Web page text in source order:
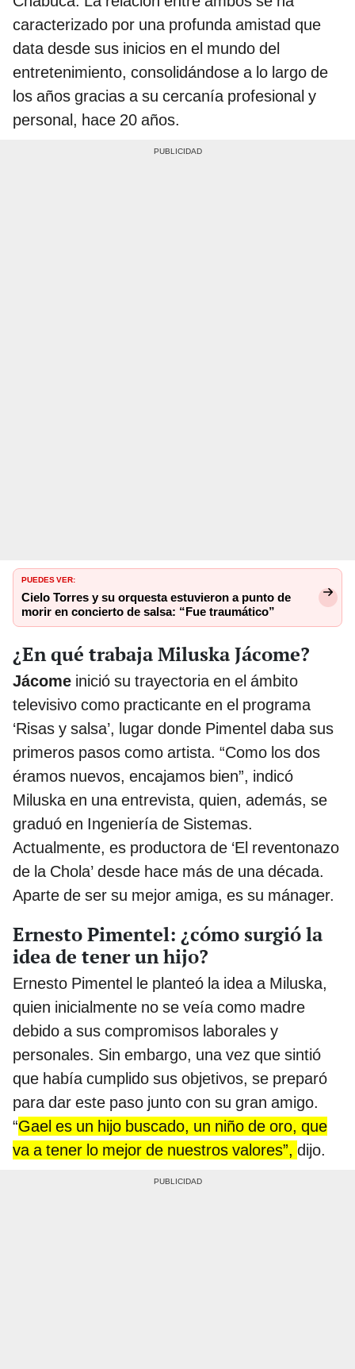
caracterizado por una profunda amistad que
data desde sus inicios en el mundo del
entretenimiento, consolidándose a lo largo de
los años gracias a su cercanía profesional y
personal, hace 20 años.
PUEDES VER:
Cielo Torres y su orquesta estuvieron a punto de
morir en concierto de salsa: “Fue traumático”
¿En qué trabaja Miluska Jácome?
Jácome inició su trayectoria en el ámbito
televisivo como practicante en el programa
‘Risas y salsa’, lugar donde Pimentel daba sus
primeros pasos como artista. “Como los dos
éramos nuevos, encajamos bien”, indicó
Miluska en una entrevista, quien, además, se
graduó en Ingeniería de Sistemas.
Actualmente, es productora de ‘El reventonazo
de la Chola’ desde hace más de una década.
Aparte de ser su mejor amiga, es su mánager.
Ernesto Pimentel: ¿cómo surgió la
idea de tener un hijo?
Ernesto Pimentel le planteó la idea a Miluska,
quien inicialmente no se veía como madre
debido a sus compromisos laborales y
personales. Sin embargo, una vez que sintió
que había cumplido sus objetivos, se preparó
para dar este paso junto con su gran amigo.
“Gael es un hijo buscado, un niño de oro, que
va a tener lo mejor de nuestros valores”, dijo.